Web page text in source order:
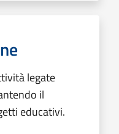
legate
il
educativi.